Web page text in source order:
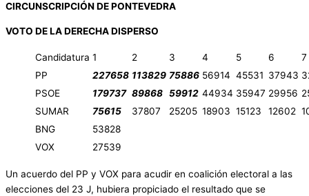
CIRCUNSCRIPCIÓN DE PONTEVEDRA
VOTO DE LA DERECHA DISPERSO
Candidatura 1 2 3 4 5 6
7
PP
227658 113829 75886 56914 45531 37943
PSOE
179737 89868 59912 44934 35947 29956
SUMAR
75615 37807 25205 18903 15123 12602
BNG
53828
VOX
27539
Un acuerdo del PP y VOX para acudir en coalición electoral a las
elecciones del 23 J, hubiera propiciado el resultado que se